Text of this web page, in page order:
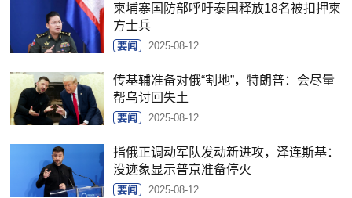
柬埔寨国防部呼吁泰国释放18名被扣押柬
方士兵
要闻 2025-08-12
传基辅准备对俄“割地”，特朗普：会尽量
帮乌讨回失土
要闻 2025-08-12
指俄正调动军队发动新进攻，泽连斯基：
没迹象显示普京准备停火
要闻 2025-08-12